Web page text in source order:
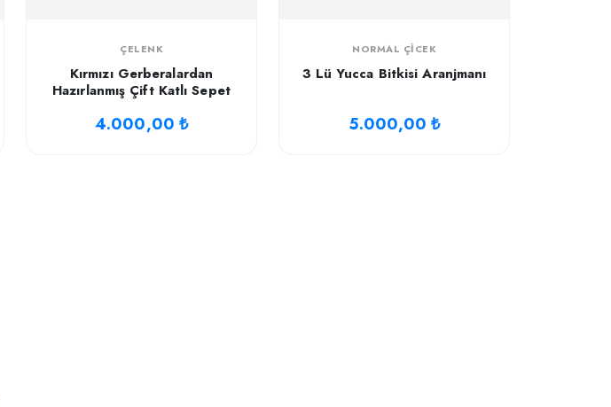
ÇELENK
Kırmızı Gerberalardan
Hazırlanmış Çift Katlı Sepet
4.000,00 ₺
NORMAL ÇICEK
3 Lü Yucca Bitkisi Aranjmanı
5.000,00 ₺